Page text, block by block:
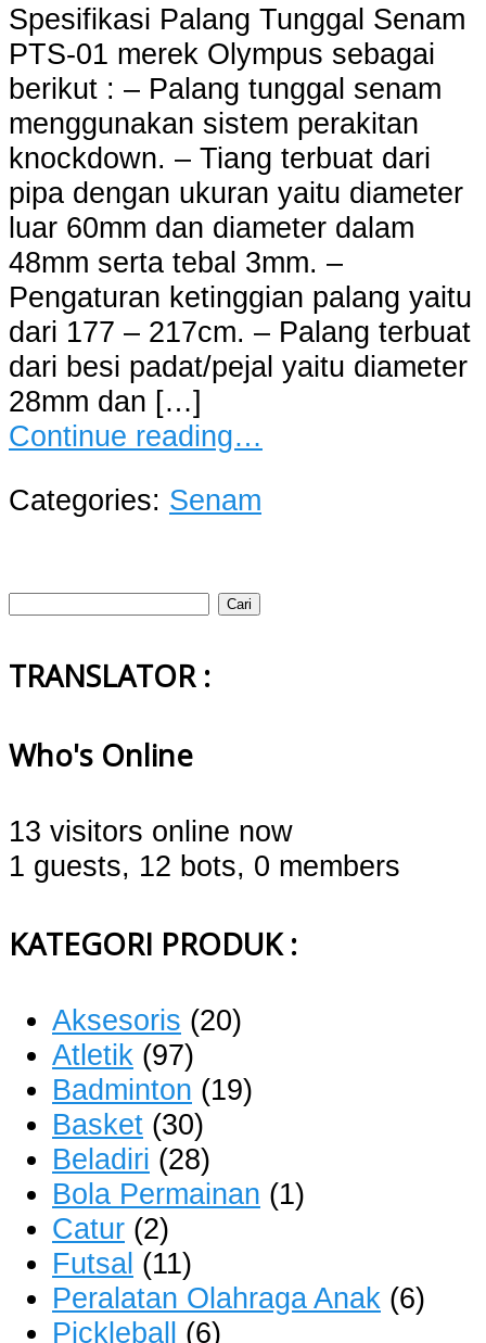
Spesifikasi Palang Tunggal Senam
PTS-01 merek Olympus sebagai
berikut : – Palang tunggal senam
menggunakan sistem perakitan
knockdown. – Tiang terbuat dari
pipa dengan ukuran yaitu diameter
luar 60mm dan diameter dalam
48mm serta tebal 3mm. –
Pengaturan ketinggian palang yaitu
dari 177 – 217cm. – Palang terbuat
dari besi padat/pejal yaitu diameter
28mm dan […]
Continue reading…
Categories: Senam
Cari
TRANSLATOR :
Who's Online
13 visitors online now
1 guests, 12 bots, 0 members
KATEGORI PRODUK :
Aksesoris (20)
Atletik (97)
Badminton (19)
Basket (30)
Beladiri (28)
Bola Permainan (1)
Catur (2)
Futsal (11)
Peralatan Olahraga Anak (6)
Pickleball (6)